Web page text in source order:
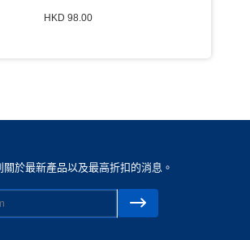
HKD 98.00
於最新產品以及最高折扣的消息。